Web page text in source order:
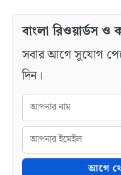
বাংলা রিওয়ার্ডস ও
সবার আগে সুযোগ
দিন।
আগে